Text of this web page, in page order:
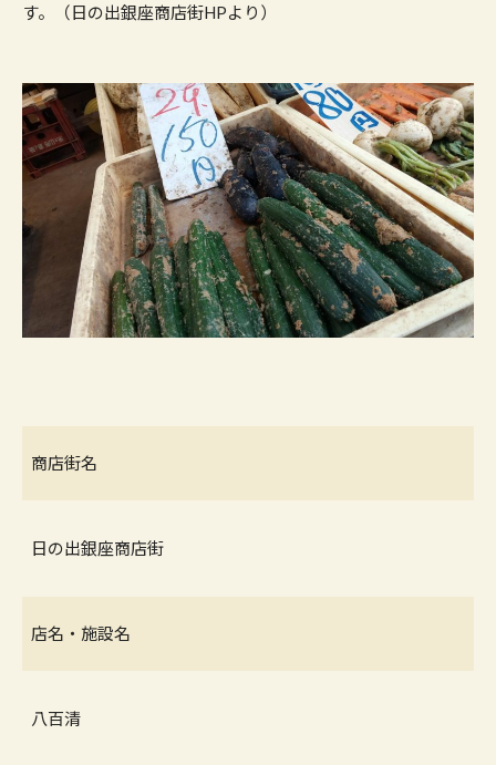
す。（日の出銀座商店街HPより）
商店街名
日の出銀座商店街
店名・施設名
八百清